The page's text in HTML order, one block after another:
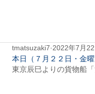
本日（７月２２日・金
tmatsuzaki7 2022年7月
東京辰巳よりの貨物船